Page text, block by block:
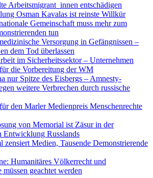
Arbeitsmigrant_innen entschädigen
Osman Kavalas ist reinste Willkür
Gemeinschaft muss mehr zum
tun
Versorgung in Gefängnissen –
dem Tod überlassen
im Sicherheitssektor – Unternehmen
die Vorbereitung der WM
nur Spitze des Eisbergs – Amnesty-
weitere Verbrechen durch russische
den Marler Medienpreis Menschenrechte
von Memorial ist Zäsur in der
Entwicklung Russlands
zensiert Medien, Tausende Demonstrierende
Humanitäres Völkerrecht und
müssen geachtet werden